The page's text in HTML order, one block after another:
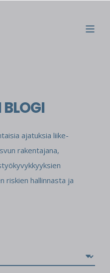
ajatuksia liike-
rakentajana,
riskien hallinnasta ja